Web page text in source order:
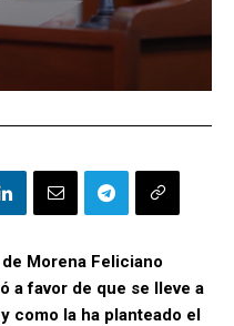
Morena Feliciano
a favor de que se lleve a
como la ha planteado el